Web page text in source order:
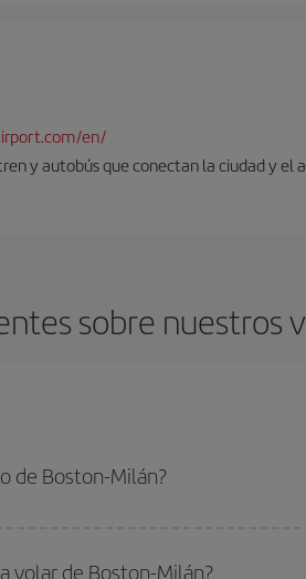
en/
y autobús que conectan la ciudad y el
sobre nuestros
de Boston-Milán?
volar de Boston-Milán?